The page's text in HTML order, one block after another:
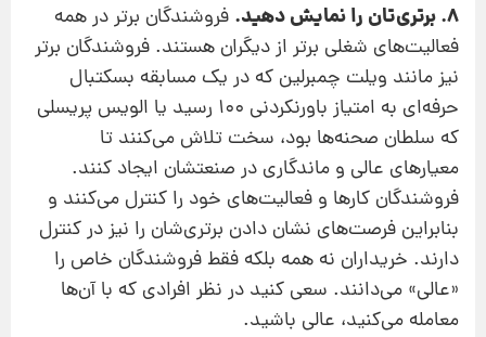
8. برتری‌تان را نمایش دهید.
فروشندگان برتر در همه
فعالیت‌های شغلی برتر از دیگران هستند. فروشندگان برتر
نیز مانند ویلت چمبرلین که در یک مسابقه بسکتبال
حرفه‌ای به امتیاز باورنکردنی 100 رسید یا الویس پریسلی
که سلطان صحنه‌ها بود، سخت تلاش می‌کنند تا
معیارهای عالی و ماندگاری در صنعتشان ایجاد کنند.
فروشندگان کارها و فعالیت‌های خود را کنترل می‌کنند و
بنابراین فرصت‌های نشان دادن برتری‌شان را نیز در کنترل
دارند. خریداران نه همه بلکه فقط فروشندگان خاص را
«عالی» می‌دانند. سعی کنید در نظر افرادی که با آن‌ها
معامله می‌کنید، عالی باشید.